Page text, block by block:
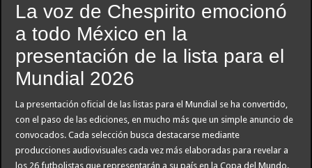
La voz de Chespirito emocionó
a todo México en la
presentación de la lista para el
Mundial 2026
La presentación oficial de las listas para el Mundial se ha convertido,
con el paso de las ediciones, en mucho más que un simple anuncio de
convocados. Cada selección busca destacarse mediante
producciones audiovisuales cada vez más elaboradas para revelar a
los 26 futbolistas que representarán a su país en la Copa del Mundo.